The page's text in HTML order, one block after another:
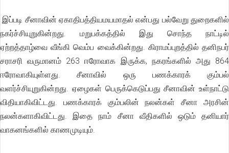
இப்படி சீனாவின் ஏகாதிபத்தியமயமாதல் என்பது பல்வேறு துறைகளில்
நகர்ச்சியுறுகின்றது. மறுபக்கத்தில் இது சொந்த நாட்டில்
ஏற்றத்தாழ்வை வீங்கி வெம்ப வைக்கின்றது. கிராமப்புறத்தில் தனிநபர்
சராசரி வருமானம் 263 ஈரோவாக இருக்க, நகரங்களில் அது 864
ஈரோவாகியுள்ளது. சீனாவில் ஒரு பணக்காரக் கும்பல்
வளர்ச்சியுறுகின்றது. ஏழைகள் பெருக்கெடுப்பது சீனாவின் உள்நாட்டு
விதியாகிவிட்டது. பணக்காரக் கும்பலின் நலன்கள் சீனா அரசின்
நலன்களாகிவிட்டது. இதை நாம் சீனா வீதிகளில் ஒடும் தனியார்
வாகனங்களில் காணமுடியும்.